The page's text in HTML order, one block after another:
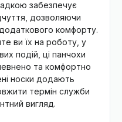
забезпечує
дозволяючи
комфорту.
ви їх на роботу, у
подій, ці панчохи
та комфортно
носки додають
термін служби
вигляд.